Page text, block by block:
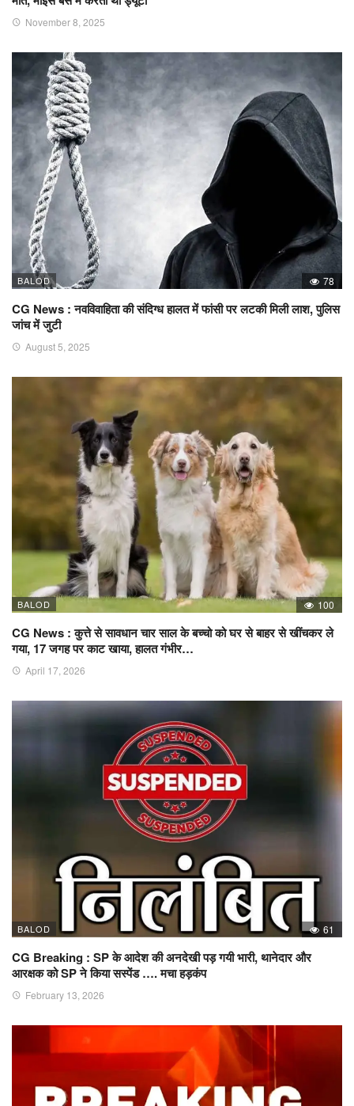
November 8, 2025
BALOD 78
CG News : नवविवाहिता की संदिग्ध हालत में फांसी पर लटकी मिली लाश, पुलिस
जांच में जुटी
August 5, 2025
BALOD 100
CG News : कुत्ते से सावधान चार साल के बच्चो को घर से बाहर से खींचकर ले
गया, 17 जगह पर काट खाया, हालत गंभीर…
April 17, 2026
BALOD 61
CG Breaking : SP के आदेश की अनदेखी पड़ गयी भारी, थानेदार और
आरक्षक को SP ने किया सस्पेंड …. मचा हड़कंप
February 13, 2026